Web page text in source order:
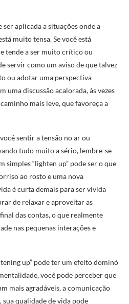
ser aplicada a situações onde a
muito tensa. Se você está
tende a ser muito crítico ou
servir como um aviso de que talvez
ou adotar uma perspectiva
uma discussão acalorada, às vezes
mais leve, que favoreça a
sentir a tensão no ar ou
tudo muito a sério, lembre-se
simples “lighten up” pode ser o que
ao rosto e uma nova
é curta demais para ser vivida
de relaxar e aproveitar as
das contas, o que realmente
nas pequenas interações e
up” pode ter um efeito dominó
você pode perceber que
mais agradáveis, a comunicação
qualidade de vida pode